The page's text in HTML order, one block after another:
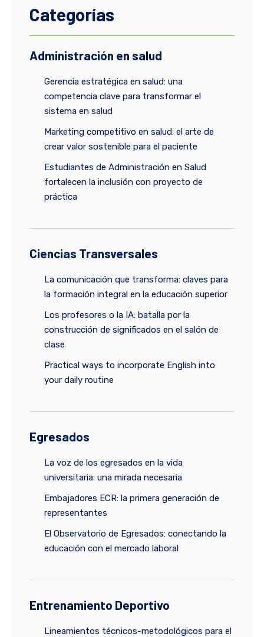
Categorías
Administración en salud
Gerencia estratégica en salud: una
competencia clave para transformar el
sistema en salud
Marketing competitivo en salud: el arte de
crear valor sostenible para el paciente
Estudiantes de Administración en Salud
fortalecen la inclusión con proyecto de
práctica
Ciencias Transversales
La comunicación que transforma: claves para
la formación integral en la educación superior
Los profesores o la IA: batalla por la
construcción de significados en el salón de
clase
Practical ways to incorporate English into
your daily routine
Egresados
La voz de los egresados en la vida
universitaria: una mirada necesaria
Embajadores ECR: la primera generación de
representantes
El Observatorio de Egresados: conectando la
educación con el mercado laboral
Entrenamiento Deportivo
Lineamientos técnicos-metodológicos para el